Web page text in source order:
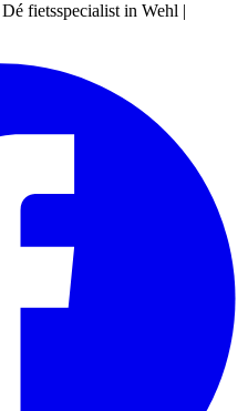
fietsspecialist in Wehl |